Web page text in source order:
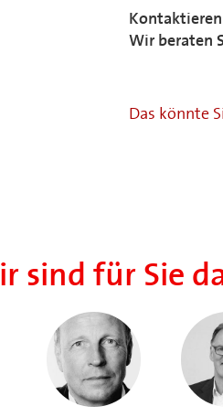
Wir beraten
Das könnte
sind für Sie